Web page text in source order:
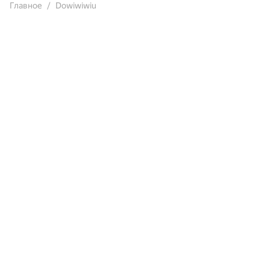
Главное Dowiwiwiu